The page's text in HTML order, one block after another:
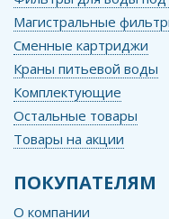
Магистральные
Сменные картриджи
Краны питьевой воды
Комплектующие
Остальные товары
Товары на акции
ПОКУПАТЕЛЯМ
О компании